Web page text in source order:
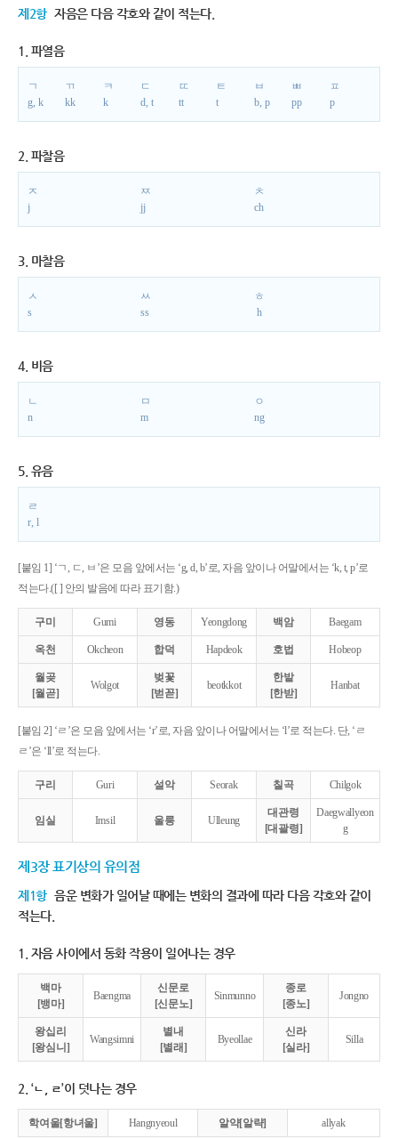
제2항 자음은 다음 각호와 같이 적는다.
1. 파열음
ㄱ
g, k
ㄲ
kk
ㅋ
k
ㄷ
d, t
ㄸ
tt
ㅌ
t
ㅂ
b, p
ㅃ
pp
ㅍ
p
2. 파찰음
ㅈ
j
ㅉ
jj
ㅊ
ch
3. 마찰음
ㅅ
s
ㅆ
ss
ㅎ
h
4. 비음
ㄴ
n
ㅁ
m
ㅇ
ng
5. 유음
ㄹ
r, l
[붙임 1] ‘ㄱ, ㄷ, ㅂ’은 모음 앞에서는 ‘g, d, b’로, 자음 앞이나 어말에서는 ‘k, t, p’로
적는다.([ ] 안의 발음에 따라 표기함.)
구미 Gumi 영동 Yeongdong 백암 Baegam
옥천 Okcheon 합덕 Hapdeok 호법 Hobeop
월곶
[월곧]
Wolgot
벚꽃
[벋꼳]
beotkkot
한밭
[한받]
Hanbat
[붙임 2] ‘ㄹ’은 모음 앞에서는 ‘r’로, 자음 앞이나 어말에서는 ‘l’로 적는다. 단, ‘ㄹ
ㄹ’은 ‘ll’로 적는다.
구리 Guri 설악 Seorak 칠곡 Chilgok
임실 Imsil 울릉 Ulleung
대관령
[대괄령]
Daegwallyeon
g
제3장 표기상의 유의점
제1항 음운 변화가 일어날 때에는 변화의 결과에 따라 다음 각호와 같이
적는다.
1. 자음 사이에서 동화 작용이 일어나는 경우
백마
[뱅마]
Baengma
신문로
[신문노]
Sinmunno
종로
[종노]
Jongno
왕십리
[왕심니]
Wangsimni
별내
[별래]
Byeollae
신라
[실라]
Silla
2. ‘ㄴ, ㄹ’이 덧나는 경우
학여울[항녀울] Hangnyeoul 알약[알략] allyak